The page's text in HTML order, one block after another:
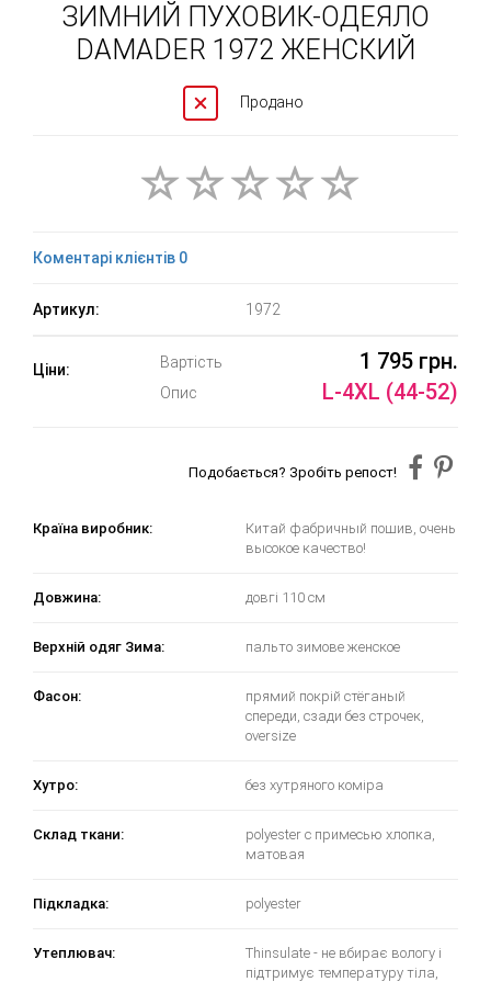
ЗИМНИЙ ПУХОВИК-ОДЕЯЛО
DAMADER 1972 ЖЕНСКИЙ
Продано
Коментарі клієнтів 0
Артикул: 1972
Ціни: Вартість 1 795 грн.
Опис L-4XL (44-52)
Подобається? Зробіть репост!
Країна виробник:
Китай фабричный пошив, очень
высокое качество!
Довжина: довгі 110 см
Верхній одяг Зима: пальто зимове женское
Фасон:
прямий покрій стёганый
спереди, сзади без строчек,
oversize
Хутро: без хутряного коміра
Склад ткани:
polyester с примесью хлопка,
матовая
Підкладка: polyester
Утеплювач:
Thinsulate - не вбирає вологу і
підтримує температуру тіла,